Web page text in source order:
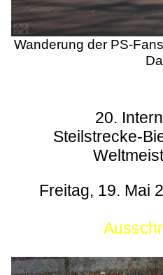
Wanderung der PS-
20.
Steilstrecke-
Freitag, 19. Mai